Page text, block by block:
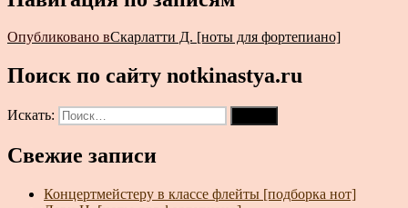
Опубликовано вСкарлатти Д. [ноты для фортепиано]
Поиск по сайту notkinastya.ru
Искать:
Свежие записи
Концертмейстеру в классе флейты [подборка нот]